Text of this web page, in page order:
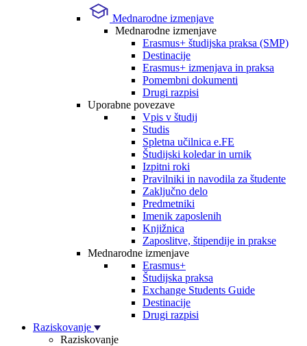
Mednarodne izmenjave
Mednarodne izmenjave
Erasmus+ študijska praksa (SMP)
Destinacije
Erasmus+ izmenjava in praksa
Pomembni dokumenti
Drugi razpisi
Uporabne povezave
Vpis v študij
Studis
Spletna učilnica e.FE
Študijski koledar in urnik
Izpitni roki
Pravilniki in navodila za študente
Zaključno delo
Predmetniki
Imenik zaposlenih
Knjižnica
Zaposlitve, štipendije in prakse
Mednarodne izmenjave
Erasmus+
Študijska praksa
Exchange Students Guide
Destinacije
Drugi razpisi
Raziskovanje
Raziskovanje